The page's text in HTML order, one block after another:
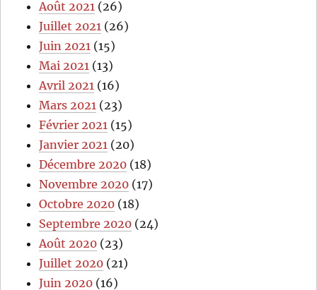
Août 2021 (26)
Juillet 2021 (26)
Juin 2021 (15)
Mai 2021 (13)
Avril 2021 (16)
Mars 2021 (23)
Février 2021 (15)
Janvier 2021 (20)
Décembre 2020 (18)
Novembre 2020 (17)
Octobre 2020 (18)
Septembre 2020 (24)
Août 2020 (23)
Juillet 2020 (21)
Juin 2020 (16)